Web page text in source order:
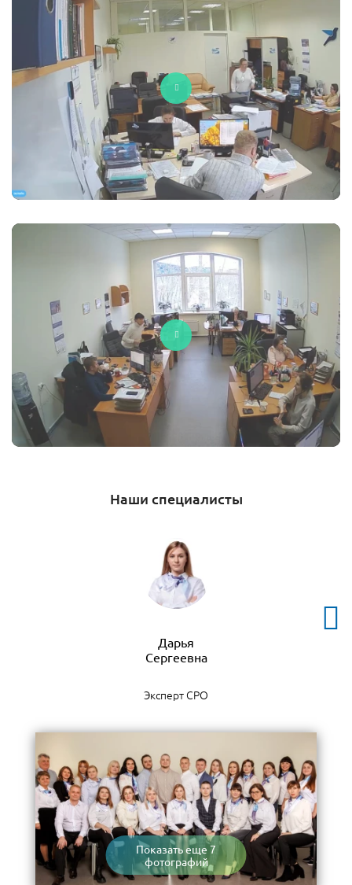
Наши специалисты
Дарья
Сергеевна
Эксперт СРО
Показать еще 7
фотографий